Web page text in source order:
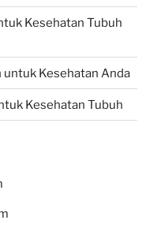
Kesehatan Tubuh
untuk Kesehatan Anda
Kesehatan Tubuh